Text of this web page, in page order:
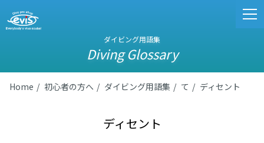
ダイビング用語集
Diving Glossary
Home 初心者の方へ ダイビング用語集 て ディセント
ディセント